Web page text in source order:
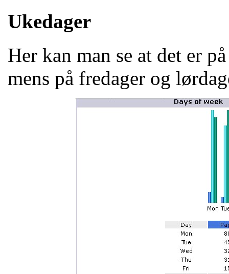
Ukedager
Her kan man se at det er
mens på fredager og